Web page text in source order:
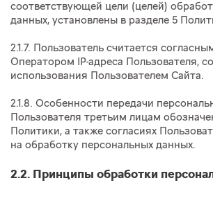
соответствующей цели (целей)
данных, установлены в разделе 5
2.1.7. Пользователь считается
Оператором IP-адреса Пользователя,
использования Пользователем Сайта.
2.1.8. Особенности передачи
Пользователя третьим лицам
Политики, а также согласиях
на обработку персональных данных.
2.2. Принципы обработки